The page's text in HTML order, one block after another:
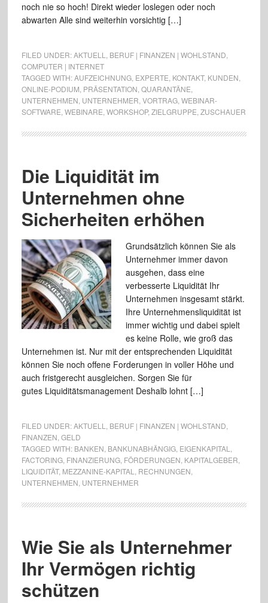
noch nie so hoch! Direkt wieder loslegen oder noch
abwarten Alle sind weiterhin vorsichtig […]
FILED UNDER:AKTUELL BERUF | FINANZEN | WOHLSTAND
COMPUTER | INTERNET
TAGGED WITH:AUFZEICHNUNG, EXPERTE KONTAKT, KUNDEN
ONLINE-PODIUM PRÄSENTATION QUARANTÄNE
UNTERNEHMEN UNTERNEHMER VORTRAG, WEBINAR-
SOFTWARE WEBINARE WORKSHOP, ZIELGRUPPE ZUSCHAUER
Die Liquidität im
Unternehmen ohne
Sicherheiten erhöhen
Grundsätzlich können Sie als
Unternehmer immer davon
ausgehen, dass eine
verbesserte Liquidität Ihr
Unternehmen insgesamt stärkt.
Ihre Unternehmensliquidität ist
immer wichtig und dabei spielt
es keine Rolle, wie groß das
Unternehmen ist. Nur mit der entsprechenden Liquidität
können Sie noch offene Forderungen in voller Höhe und
auch fristgerecht ausgleichen. Sorgen Sie für
gutes Liquiditätsmanagement Deshalb lohnt […]
FILED UNDER:AKTUELL BERUF | FINANZEN | WOHLSTAND
FINANZEN GELD
TAGGED WITH: BANKEN BANKUNABHÄNGIG, EIGENKAPITAL
FACTORING, FINANZIERUNG, FÖRDERUNGEN KAPITALGEBER
LIQUIDITÄT, MEZZANINE-KAPITAL RECHNUNGEN
UNTERNEHMEN UNTERNEHMER
Wie Sie als Unternehmer
Ihr Vermögen richtig
schützen